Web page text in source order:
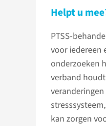
Helpt u
PTSS-
voor iedereen
onderzoeken
verband
kan zorgen